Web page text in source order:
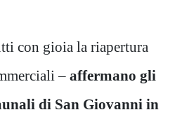
con gioia la riapertura
– affermano gli
di San Giovanni in